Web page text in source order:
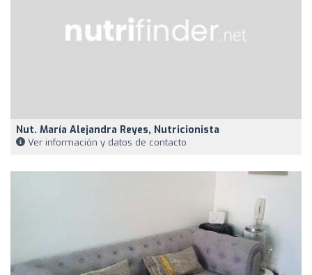
Nut. María Alejandra Reyes, Nutricionista
Ver información y datos de contacto